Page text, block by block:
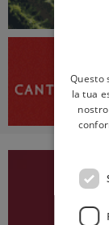
Questo
la tua